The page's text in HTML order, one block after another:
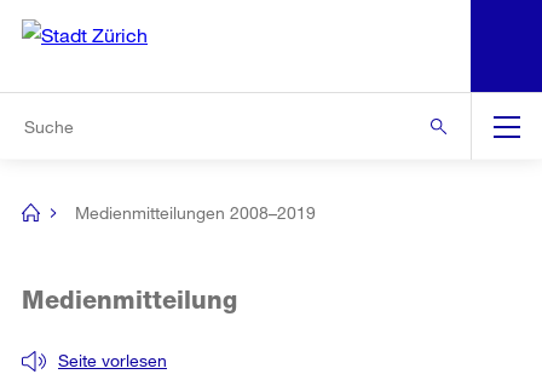
Navigation
[no
Medienmitteilungen 2008–2019
Seite vorlesen
Medienmitteilung